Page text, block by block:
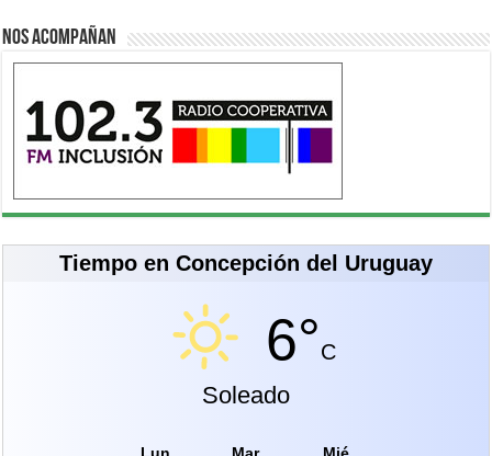
Nos acompañan
Tiempo en Concepción del Uruguay
6°C
Soleado